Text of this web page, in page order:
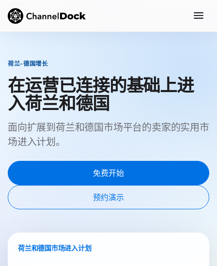
荷兰-德国增长
在运营已连接的基础上进
入荷兰和德国
面向扩展到荷兰和德国市场平台的卖家的实用市
场进入计划。
免费开始
预约演示
荷兰和德国市场进入计划